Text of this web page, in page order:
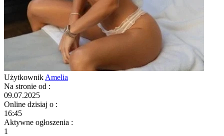
Użytkownik Amelia
Na stronie od :
09.07.2025
Online dzisiaj o :
16:45
Aktywne ogłoszenia :
1